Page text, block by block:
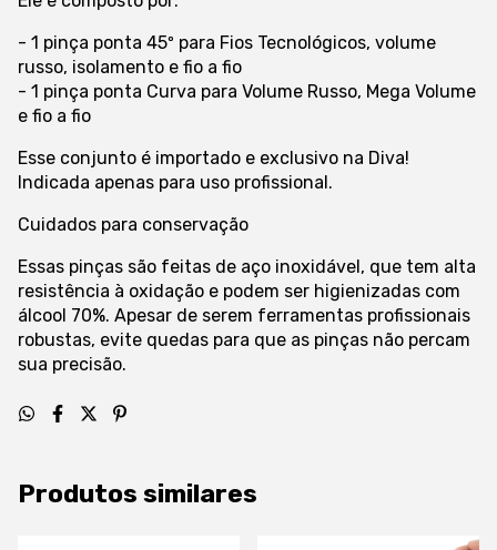
- 1 pinça ponta 45º para Fios Tecnológicos, volume
russo, isolamento e fio a fio
- 1 pinça ponta Curva para Volume Russo, Mega Volume
e fio a fio
Esse conjunto é importado e exclusivo na Diva!
Indicada apenas para uso profissional.
Cuidados para conservação
Essas pinças são feitas de aço inoxidável, que tem alta
resistência à oxidação e podem ser higienizadas com
álcool 70%. Apesar de serem ferramentas profissionais
robustas, evite quedas para que as pinças não percam
sua precisão.
Produtos similares